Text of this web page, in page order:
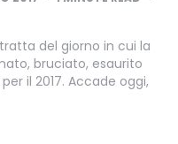
del giorno in cui la
bruciato, esaurito
il 2017. Accade oggi,